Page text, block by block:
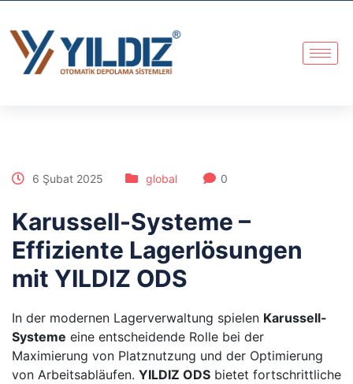
6 Şubat 2025 global 0
Karussell-Systeme –
Effiziente Lagerlösungen
mit YILDIZ ODS
In der modernen Lagerverwaltung spielen Karussell-
Systeme eine entscheidende Rolle bei der
Maximierung von Platznutzung und der Optimierung
von Arbeitsabläufen. YILDIZ ODS bietet fortschrittliche